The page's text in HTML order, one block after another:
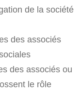
de la société
des associés
des associés ou
le rôle